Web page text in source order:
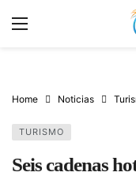
Home Noticias
TURISMO
Seis cadenas